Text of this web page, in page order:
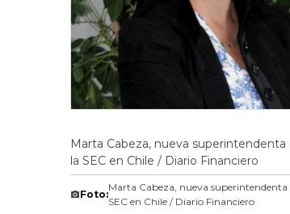
Marta Cabeza, nueva superintendenta
la SEC en Chile / Diario Financiero
Foto:
Marta Cabeza, nueva superintendenta
SEC en Chile / Diario Financiero